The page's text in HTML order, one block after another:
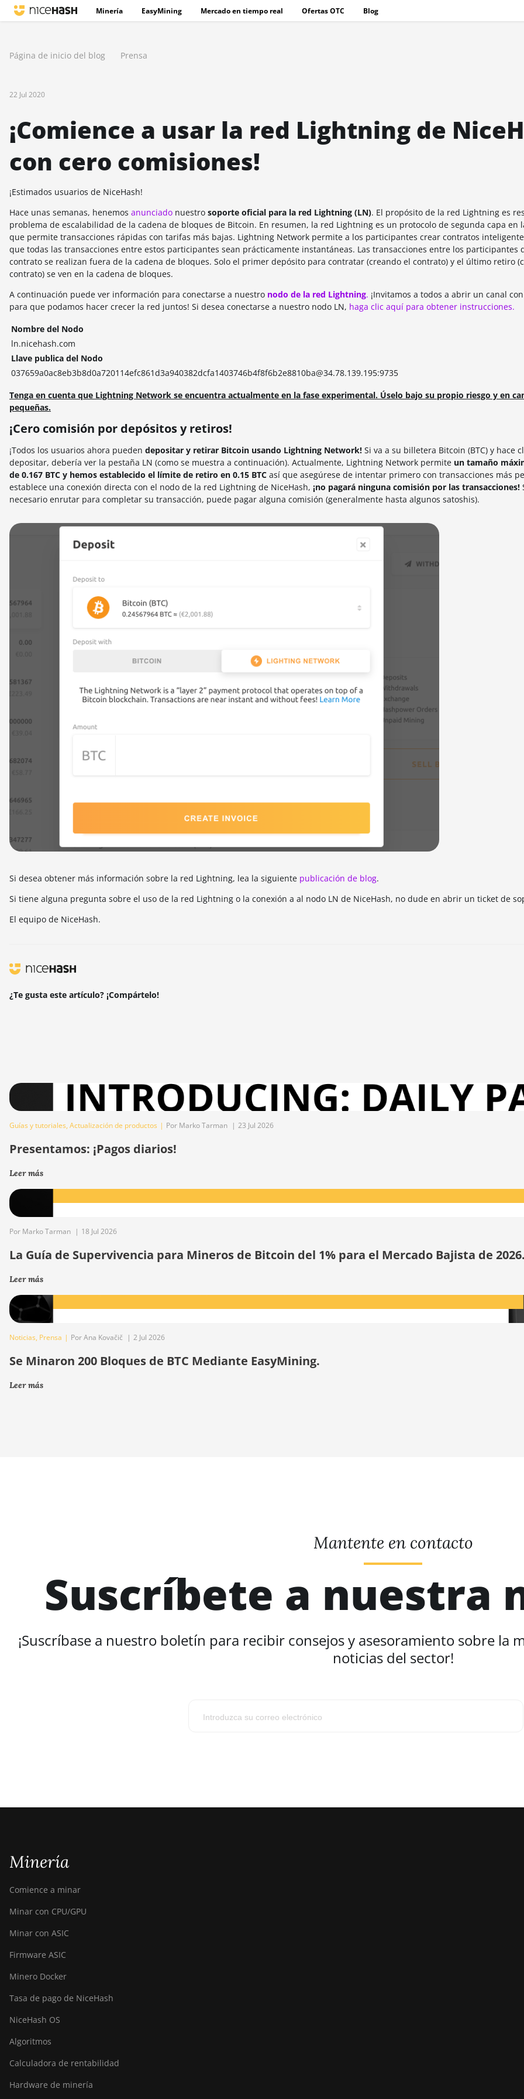
Minería EasyMining Mercado en tiempo real Ofertas OTC Blog
Página de inicio del blog Prensa
22 Jul 2020
¡Comience a usar la red Lightning de
con cero comisiones!
¡Estimados usuarios de NiceHash!
Hace unas semanas, henemos anunciado nuestro soporte oficial para la red Lightning (LN). El propósito de la red Lightning es
problema de escalabilidad de la cadena de bloques de Bitcoin. En resumen, la red Lightning es un protocolo de segunda capa en
que permite transacciones rápidas con tarifas más bajas. Lightning Network permite a los participantes crear contratos
que todas las transacciones entre estos participantes sean prácticamente instantáneas. Las transacciones entre los participantes
contrato se realizan fuera de la cadena de bloques. Solo el primer depósito para contratar (creando el contrato) y el último retiro
contrato) se ven en la cadena de bloques.
A continuación puede ver información para conectarse a nuestro nodo de la red Lightning. ¡Invitamos a todos a abrir un canal
para que podamos hacer crecer la red juntos! Si desea conectarse a nuestro nodo LN, haga clic aquí para obtener instrucciones.
Nombre del Nodo
ln.nicehash.com
Llave publica del Nodo
037659a0ac8eb3b8d0a720114efc861d3a940382dcfa1403746b4f8f6b2e8810ba@34.78.139.195:9735
Tenga en cuenta que Lightning Network se encuentra actualmente en la fase experimental. Úselo bajo su propio riesgo y en
pequeñas.
¡Cero comisión por depósitos y retiros!
¡Todos los usuarios ahora pueden depositar y retirar Bitcoin usando Lightning Network! Si va a su billetera Bitcoin (BTC) y hace
depositar, debería ver la pestaña LN (como se muestra a continuación). Actualmente, Lightning Network permite un tamaño
de 0.167 BTC y hemos establecido el límite de retiro en 0.15 BTC así que asegúrese de intentar primero con transacciones más
establece una conexión directa con el nodo de la red Lightning de NiceHash, ¡no pagará ninguna comisión por las transacciones!
necesario enrutar para completar su transacción, puede pagar alguna comisión (generalmente hasta algunos satoshis).
Si desea obtener más información sobre la red Lightning, lea la siguiente publicación de blog.
Si tiene alguna pregunta sobre el uso de la red Lightning o la conexión a al nodo LN de NiceHash, no dude en abrir un ticket de
El equipo de NiceHash.
¿Te gusta este artículo? ¡Compártelo!
Guías y tutoriales, Actualización de productos | Por Marko Tarman | 23 Jul 2026
Presentamos: ¡Pagos diarios!
Leer más
Por Marko Tarman | 18 Jul 2026
La Guía de Supervivencia para Mineros de Bitcoin del 1% para el Mercado Bajista de
Leer más
Noticias, Prensa | Por Ana Kovačič | 2 Jul 2026
Se Minaron 200 Bloques de BTC Mediante EasyMining.
Leer más
Mantente en contacto
Suscríbete a nuestra
¡Suscríbase a nuestro boletín para recibir consejos y asesoramiento sobre la
noticias del sector!
Minería
Comience a minar
Minar con CPU/GPU
Minar con ASIC
Firmware ASIC
Minero Docker
Tasa de pago de NiceHash
NiceHash OS
Algoritmos
Calculadora de rentabilidad
Hardware de minería